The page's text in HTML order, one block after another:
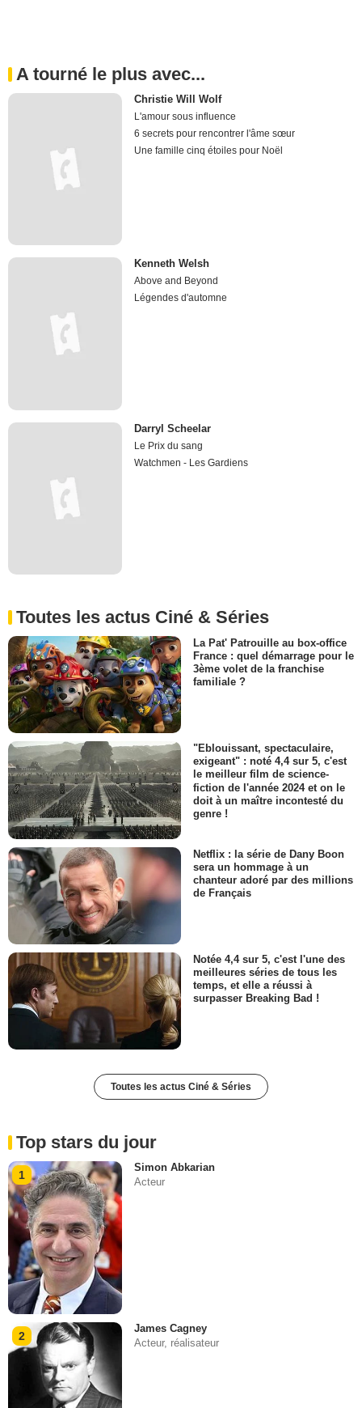
A tourné le plus avec...
Christie Will Wolf
L'amour sous influence
6 secrets pour rencontrer l'âme sœur
Une famille cinq étoiles pour Noël
Kenneth Welsh
Above and Beyond
Légendes d'automne
Darryl Scheelar
Le Prix du sang
Watchmen - Les Gardiens
Toutes les actus Ciné & Séries
La Pat' Patrouille au box-office
France : quel démarrage pour le
3ème volet de la franchise
familiale ?
"Eblouissant, spectaculaire,
exigeant" : noté 4,4 sur 5, c'est
le meilleur film de science-
fiction de l'année 2024 et on le
doit à un maître incontesté du
genre !
Netflix : la série de Dany Boon
sera un hommage à un
chanteur adoré par des millions
de Français
Notée 4,4 sur 5, c'est l'une des
meilleures séries de tous les
temps, et elle a réussi à
surpasser Breaking Bad !
Toutes les actus Ciné & Séries
Top stars du jour
1
Simon Abkarian
Acteur
2
James Cagney
Acteur, réalisateur